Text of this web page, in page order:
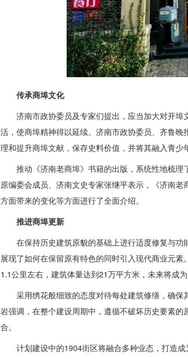
传承商埠文化
济南市政协委员及专家们提出，应当加大对开
活，使商埠精神得以延续。济南市政协委员、齐鲁
理和提升商埠文献，保存史料价值，并将其融入青少
推动《济南老商埠》书籍的出版，系统性地梳
原编委会成员、济南文史专家张继平表示，《济南
方面带来的变化等方面进行了全面介绍。
推进商埠更新
在保持历史建筑原貌的基础上进行适度修复与
展现了如何在保留原有特色的同时引入现代商业元
1.1公里左右，建筑体量达到21万平方米，未来将成
采用绣花般细致的态度对待每处建筑修缮，确
岩强调，在整个建设周期中，遵循不破坏历史要素
合。
计划建设中的1904街区将融合多种业态，打造